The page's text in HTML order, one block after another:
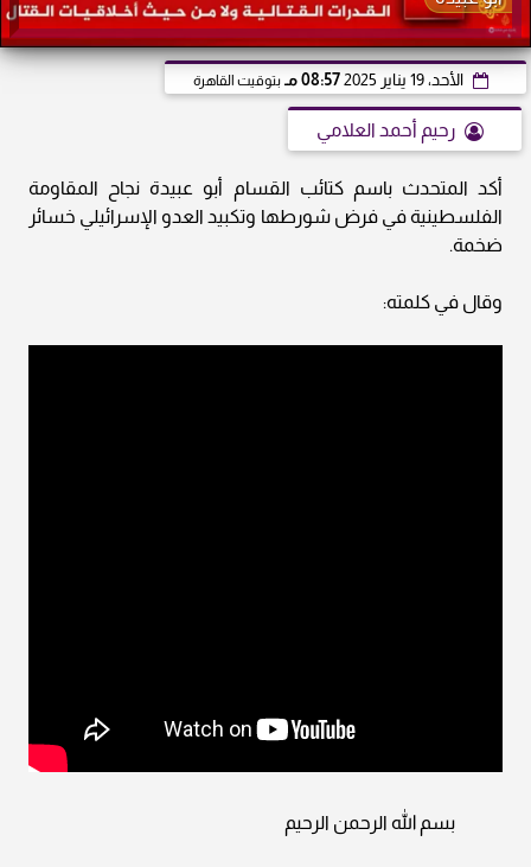
الأحد، 19 يناير 2025 08:57 مـ بتوقيت القاهرة
رحيم أحمد العلامي
أكد المتحدث باسم كتائب القسام أبو عبيدة نجاح المقاومة
الفلسطينية في فرض شورطها وتكبيد العدو الإسرائيلي خسائر
ضخمة.
وقال في كلمته:
بسم الله الرحمن الرحيم